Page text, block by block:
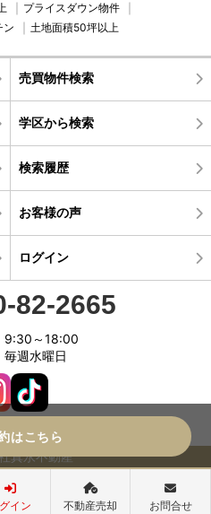
プライスダウン物件
ン 土地面積50坪以上
売買物件検索
学区から検索
検索履歴
お客様の声
ログイン
82-2665
9:30～18:00
毎週水曜日
真永不動産
はこちら
イン 不動産売却 お問合せ